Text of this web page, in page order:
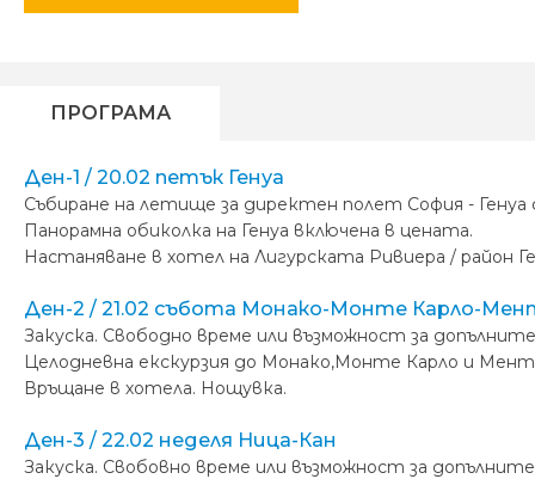
ПРОГРАМА
Ден-1 / 20.02 петък Генуа
Събиране на летище за директен полет София - Генуа
Панорамна обиколка на Генуа включена в цената.
Настаняване в хотел на Лигурската Ривиера / район
Ден-2 / 21.02 събота Монако-Монте Карло-
Закуска. Свободно време или възможност за
Целодневна екскурзия до Монако,Монте Карло и
Връщане в хотела. Нощувка.
Ден-3 / 22.02 неделя Ница-Кан
Закуска. Свобовно време или възможност за